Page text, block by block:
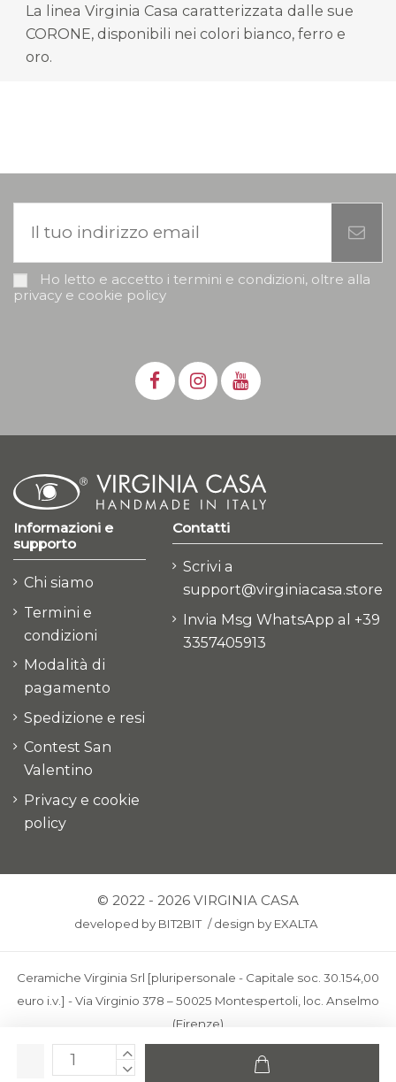
La linea Virginia Casa caratterizzata dalle sue
CORONE, disponibili nei colori bianco, ferro e
oro.
Ho letto e accetto i termini e condizioni, oltre alla
privacy e cookie policy
Informazioni e
supporto
Chi siamo
Termini e
condizioni
Modalità di
pagamento
Spedizione e resi
Contest San
Valentino
Privacy e cookie
policy
Contatti
Scrivi a
support@virginiacasa.store
Invia Msg WhatsApp al +39
3357405913
© 2022 - 2026 VIRGINIA CASA
developed by BIT2BIT /design by EXALTA
Ceramiche Virginia Srl [pluripersonale - Capitale soc. 30.154,00
euro i.v.] - Via Virginio 378 – 50025 Montespertoli, loc. Anselmo
(Firenze)
C.F. e P.IVA: IT00436100481 - REA: FI-227733 - PEC:
ceramichevirginia@pec.it